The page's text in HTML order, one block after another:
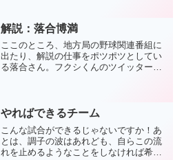
言われた試合で19点...
解説：落合博満
ここのところ、地方局の野球関連番組に
出たり、解説の仕事をポツポツとしてい
る落合さん。フクシくんのツイッターで
送時間が無かったのもあ...
やればできるチーム
こんな試合ができるじゃないですか！あ
とは、調子の波はあれども、自らこの流
れを止めるようなことをしなければ希望